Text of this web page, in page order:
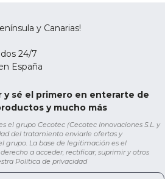
y Canarias!
24/7
España
sé el primero en enterarte de
y mucho más
el grupo Cecotec (Cecotec Innovaciones S.L. y
del tratamiento enviarle ofertas y
grupo. La base de legitimación es el
a acceder, rectificar, suprimir y otros
Política de privacidad